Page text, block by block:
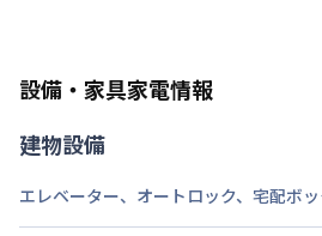
約が入っていなければ、ご対応
い。期間の変更がある場合は、
設備・家具家電情報
建物設備
エレベーター、 オートロック、 宅配ボ